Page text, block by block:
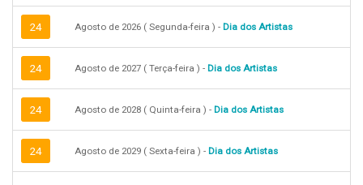
24 Agosto de 2026 ( Segunda-feira ) - Dia dos Artistas
24 Agosto de 2027 ( Terça-feira ) - Dia dos Artistas
24 Agosto de 2028 ( Quinta-feira ) - Dia dos Artistas
24 Agosto de 2029 ( Sexta-feira ) - Dia dos Artistas